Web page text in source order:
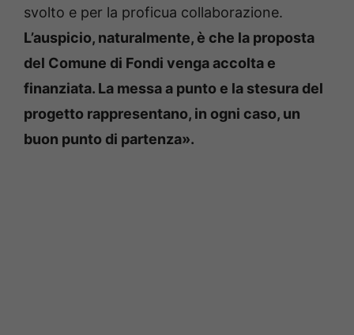
svolto e per la proficua collaborazione.
L’auspicio, naturalmente, è che la proposta
del Comune di Fondi venga accolta e
finanziata. La messa a punto e la stesura del
progetto rappresentano, in ogni caso, un
buon punto di partenza».